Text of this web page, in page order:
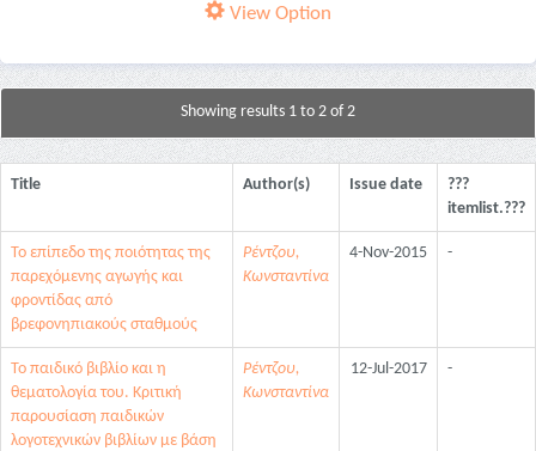
View Option
Showing results 1 to 2 of 2
Title Author(s) Issue date
???
itemlist.???
Το επίπεδο της ποιότητας της
παρεχόμενης αγωγής και
φροντίδας από
βρεφονηπιακούς σταθμούς
Ρέντζου,
Κωνσταντίνα
4-Nov-2015 -
Το παιδικό βιβλίο και η
θεματολογία του. Κριτική
παρουσίαση παιδικών
λογοτεχνικών βιβλίων με βάση
Ρέντζου,
Κωνσταντίνα
12-Jul-2017 -